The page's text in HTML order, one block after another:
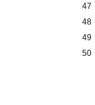
47
48
49
50